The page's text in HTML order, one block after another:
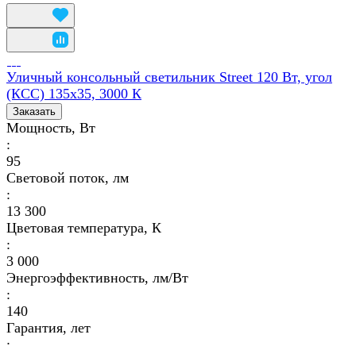
Уличный консольный светильник Street 120 Вт, угол
(КСС) 135х35, 3000 К
Заказать
Мощность, Вт
:
95
Световой поток, лм
:
13 300
Цветовая температура, К
:
3 000
Энергоэффективность, лм/Вт
:
140
Гарантия, лет